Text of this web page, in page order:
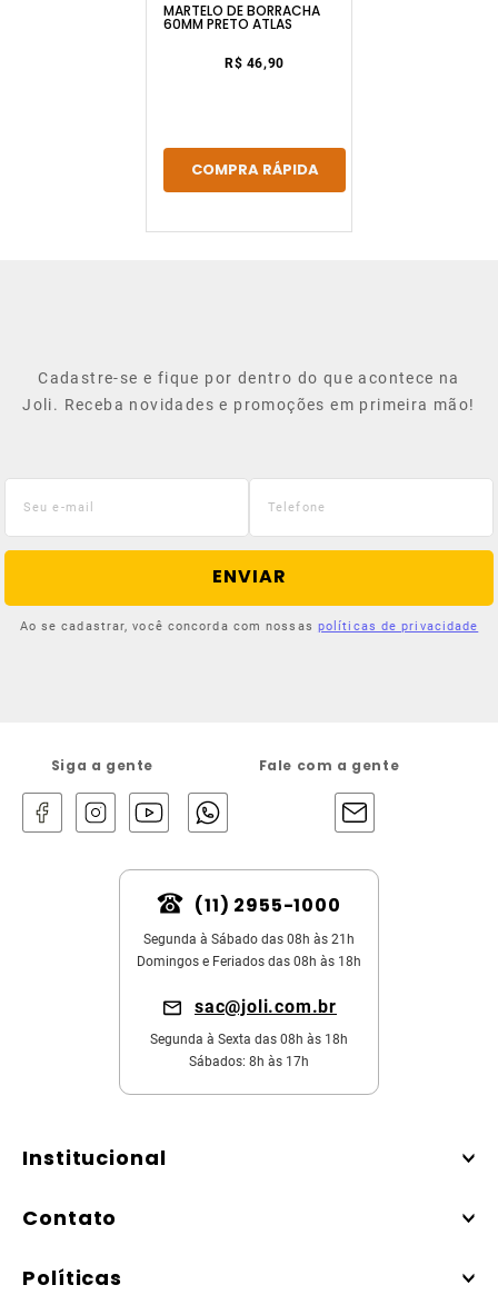
MARTELO DE BORRACHA
60MM PRETO ATLAS
R$ 46,90
COMPRA RÁPIDA
Cadastre-se e fique por dentro do que acontece na
Joli. Receba novidades e promoções em primeira mão!
ENVIAR
Ao se cadastrar, você concorda com nossas políticas de privacidade
Siga a gente Fale com a gente
(11) 2955-1000
Segunda à Sábado das 08h às 21h
Domingos e Feriados das 08h às 18h
sac@joli.com.br
Segunda à Sexta das 08h às 18h
Sábados: 8h às 17h
Institucional
Contato
Políticas